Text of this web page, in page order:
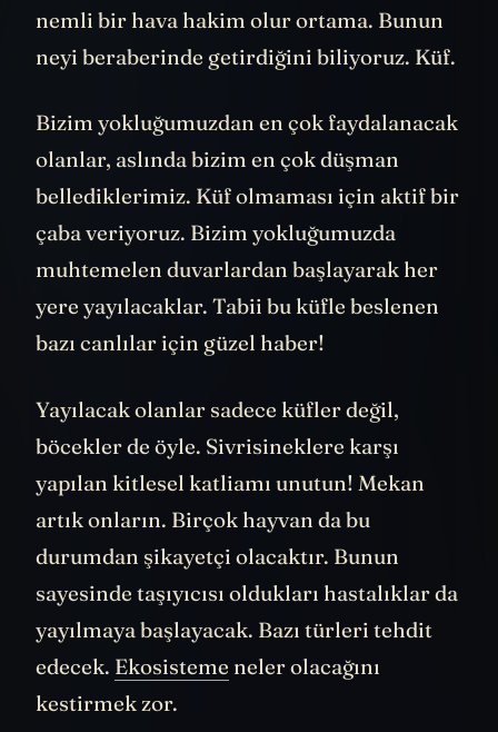
nemli bir hava hakim olur ortama. Bunun
neyi beraberinde getirdiğini biliyoruz. Küf.
Bizim yokluğumuzdan en çok faydalanacak
olanlar, aslında bizim en çok düşman
bellediklerimiz. Küf olmaması için aktif bir
çaba veriyoruz. Bizim yokluğumuzda
muhtemelen duvarlardan başlayarak her
yere yayılacaklar. Tabii bu küfle beslenen
bazı canlılar için güzel haber!
Yayılacak olanlar sadece küfler değil,
böcekler de öyle. Sivrisineklere karşı
yapılan kitlesel katliamı unutun! Mekan
artık onların. Birçok hayvan da bu
durumdan şikayetçi olacaktır. Bunun
sayesinde taşıyıcısı oldukları hastalıklar da
yayılmaya başlayacak. Bazı türleri tehdit
edecek. Ekosisteme neler olacağını
kestirmek zor.